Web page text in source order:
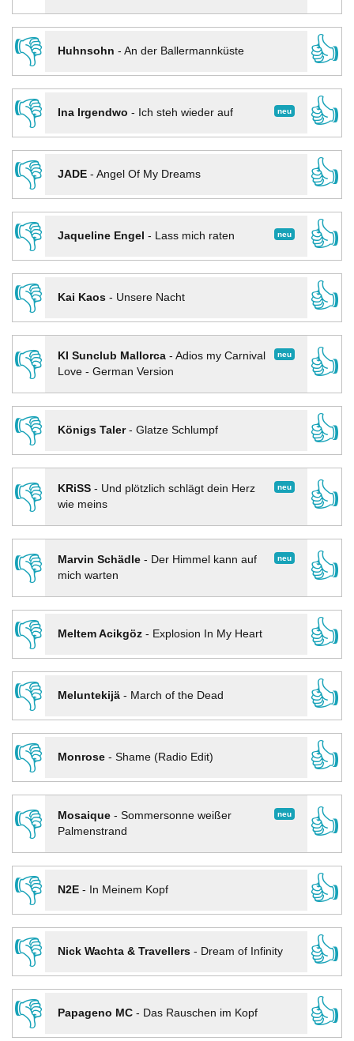
👎
Huhnsohn - An der Ballermannküste
👍
👎
neu
Ina Irgendwo - Ich steh wieder auf
👍
👎
JADE- Angel Of My Dreams
👍
👎
neu
Jaqueline Engel - Lass mich raten
👍
👎
Kai Kaos- Unsere Nacht
👍
👎
neu
KI Sunclub Mallorca- Adios my Carnival
Love - German Version
👍
👎
Königs Taler- Glatze Schlumpf
👍
👎
neu
KRiSS- Und plötzlich schlägt dein Herz
wie meins
👍
👎 neu
Marvin Schädle- Der Himmel kann auf
mich warten
👍
👎
Meltem Acikgöz- Explosion In My Heart
👍
👎
Meluntekijä- March of the Dead
👍
👎
Monrose- Shame (Radio Edit)
👍
👎
neu
Mosaique- Sommersonne weißer
Palmenstrand
👍
👎
N2E- In Meinem Kopf
👍
👎
Nick Wachta & Travellers- Dream of Infinity
👍
👎
Papageno MC- Das Rauschen im Kopf
👍